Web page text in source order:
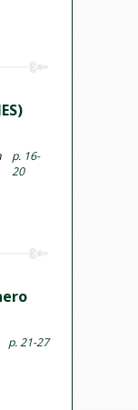
p. 16-
20
p. 21-27